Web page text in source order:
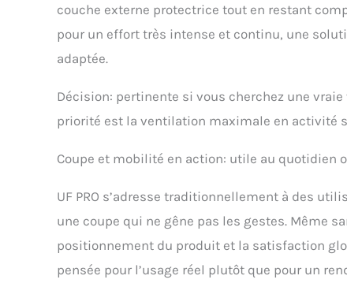
couche externe protectrice tout en restant
pour un effort très intense et continu, une
adaptée.
Décision: pertinente si vous cherchez une
priorité est la ventilation maximale en activité
Coupe et mobilité en action: utile au quotidien
UF PRO s’adresse traditionnellement à des
une coupe qui ne gêne pas les gestes. Même
positionnement du produit et la satisfaction
pensée pour l’usage réel plutôt que pour un